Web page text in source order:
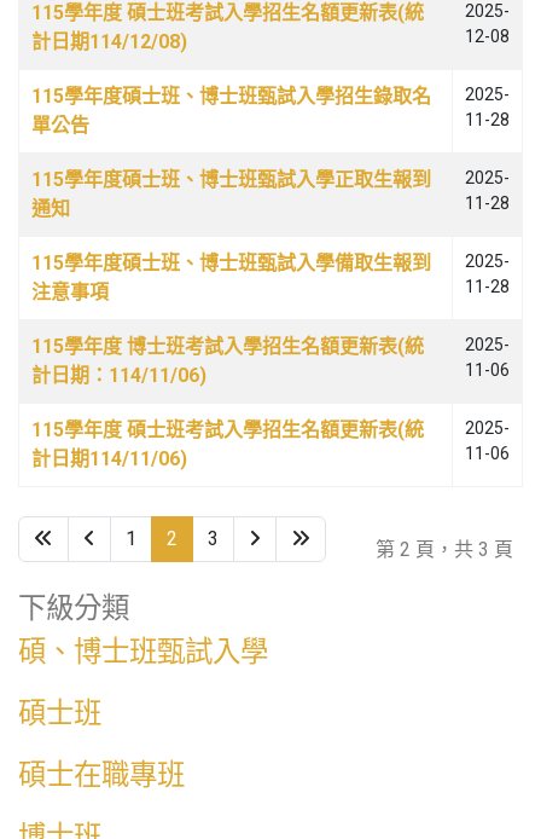
115學年度 碩士班考試入學招生名額更新表(統
計日期114/12/08)
2025-
12-08
115學年度碩士班、博士班甄試入學招生錄取名
單公告
2025-
11-28
115學年度碩士班、博士班甄試入學正取生報到
通知
2025-
11-28
115學年度碩士班、博士班甄試入學備取生報到
注意事項
2025-
11-28
115學年度 博士班考試入學招生名額更新表(統
計日期：114/11/06)
2025-
11-06
115學年度 碩士班考試入學招生名額更新表(統
計日期114/11/06)
2025-
11-06
第 2 頁，共 3 頁
1 2 3
下級分類
碩、博士班甄試入學
碩士班
碩士在職專班